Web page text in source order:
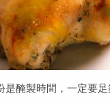
是醃製時間，一定要